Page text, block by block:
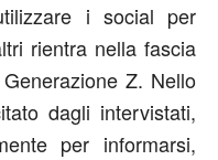
i social per
rientra nella fascia
Z. Nello
dagli intervistati,
per informarsi,